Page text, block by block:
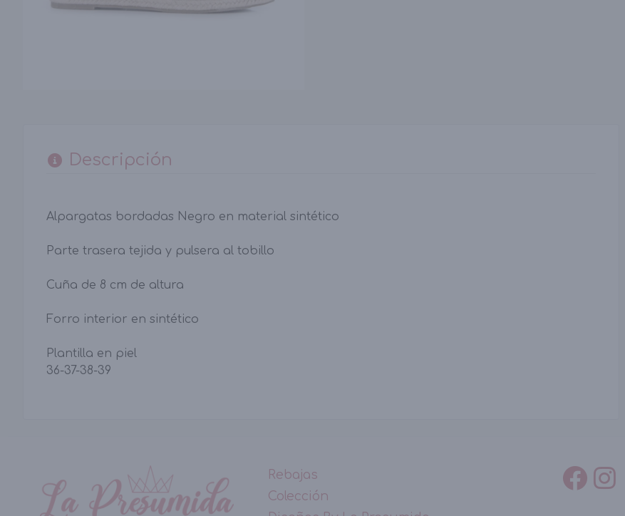
Descripción
Alpargatas bordadas Negro en material sintético
Parte trasera tejida y pulsera al tobillo
Cuña de 8 cm de altura
Forro interior en sintético
Plantilla en piel
36-37-38-39
Rebajas
Colección